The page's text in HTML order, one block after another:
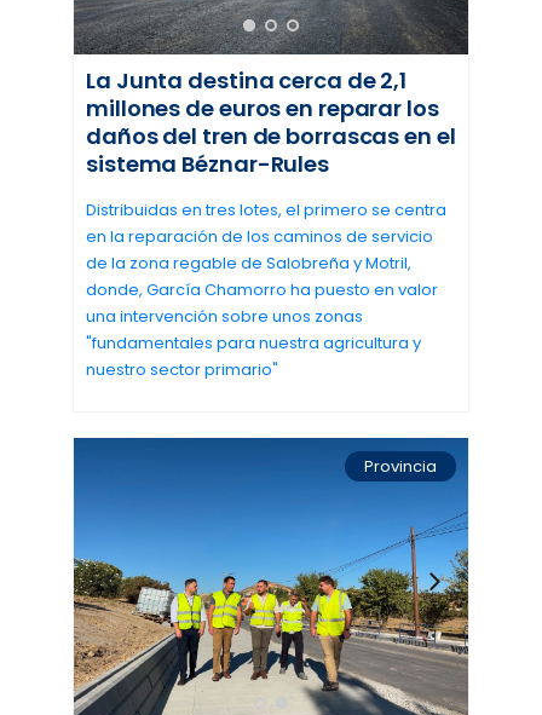
La Junta destina cerca de 2,1
millones de euros en reparar los
daños del tren de borrascas en el
sistema Béznar-Rules
Distribuidas en tres lotes, el primero se centra
en la reparación de los caminos de servicio
de la zona regable de Salobreña y Motril,
donde, García Chamorro ha puesto en valor
una intervención sobre unos zonas
"fundamentales para nuestra agricultura y
nuestro sector primario"
Provincia